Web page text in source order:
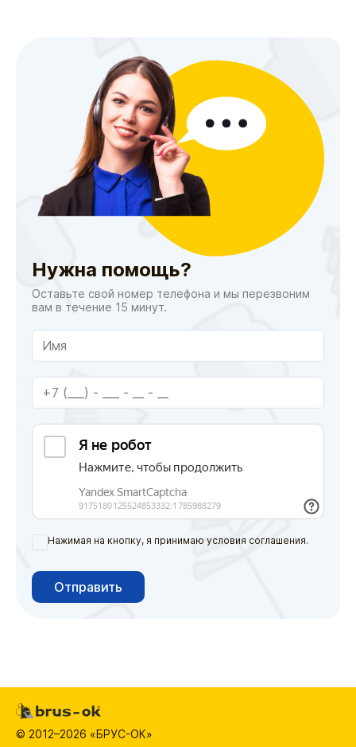
Нужна помощь?
Оставьте свой номер телефона и мы перезвоним
вам в течение 15 минут.
Нажимая на кнопку, я принимаю условия соглашения.
Отправить
© 2012–2026 «БРУС-ОК»